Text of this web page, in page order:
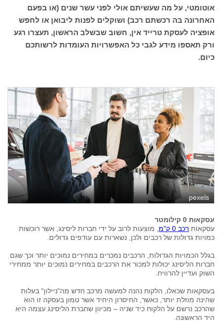
אוטומטי, על מה שעשיתם אולי לפני עשר שנים (או בפעם
האחרונה בה רכשתם רכב) ושוקלים לפנות ליבואן או לחפש
אופציה לעסקת טרייד אין, חשוב שבשלב הראשון, תעצרו רגע
ורק תאספו מידע לגבי כל האפשרויות העומדות לרשותכם
כיום.
pexels
עסקאות 0 קילומטר
עסקאות רכב 0 ק"מ
, מוצעות לרוב על ידי חברות ליסינג, אשר רוכשות
כמויות גדולות של רכבים ולכן, נשארות עם עודפים גדולים.
בגלל הכמויות הגדולות, הרכבים נמכרים במחירים נמוכים יותר וכך שגם
חברות הליסינג יכולות למכור את הרכבים במחירים נמוכים יותר ממחירי
השוק ועדיין להרוויח.
בעסקאות שכאלו, הלקוח נהנה למעשה מרכב חדש מה"ניילון" בעלות
שהינה מוזלת יותר, כאשר, החיסרון היחיד אשר טמון בעסקה זו הוא
שהרכב נרשם על הלקוח כיד שניה – מכיוון שחברת הליסינג עצמה היא
היד הראשונה.